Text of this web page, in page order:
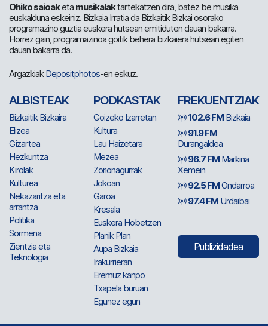
Ohiko saioaketa musikalaktartekatzen dira, batez be musika
euskalduna eskeiniz. Bizkaia Irratia da Bizkaitik Bizkai osorako
programazino guztia euskera hutsean emitiduten dauan bakarra.
Horrez gain, programazinoa goitik behera bizkaiera hutsean egiten
dauan bakarra da.
ArgazkiakDepositphotos-en eskuz.
ALBISTEAK
Bizkaitik Bizkaira
Elizea
Gizartea
Hezkuntza
Kirolak
Kulturea
Nekazaritza eta
arrantza
Politika
Sormena
Zientzia eta
Teknologia
PODKASTAK
Goizeko Izarretan
Kultura
Lau Haizetara
Mezea
Zorionagurrak
Jokoan
Garoa
Kresala
Euskera Hobetzen
Planik Plan
Aupa Bizkaia
Irakurrieran
Eremuz kanpo
Txapela buruan
Egunez egun
FREKUENTZIAK
102.6 FM Bizkaia
91.9 FM
Durangaldea
96.7 FM Markina
Xemein
92.5 FMOndarroa
97.4 FM Urdaibai
Publizidadea